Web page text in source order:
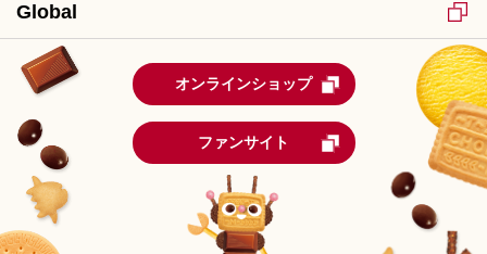
Global
オンラインショップ
ファンサイト